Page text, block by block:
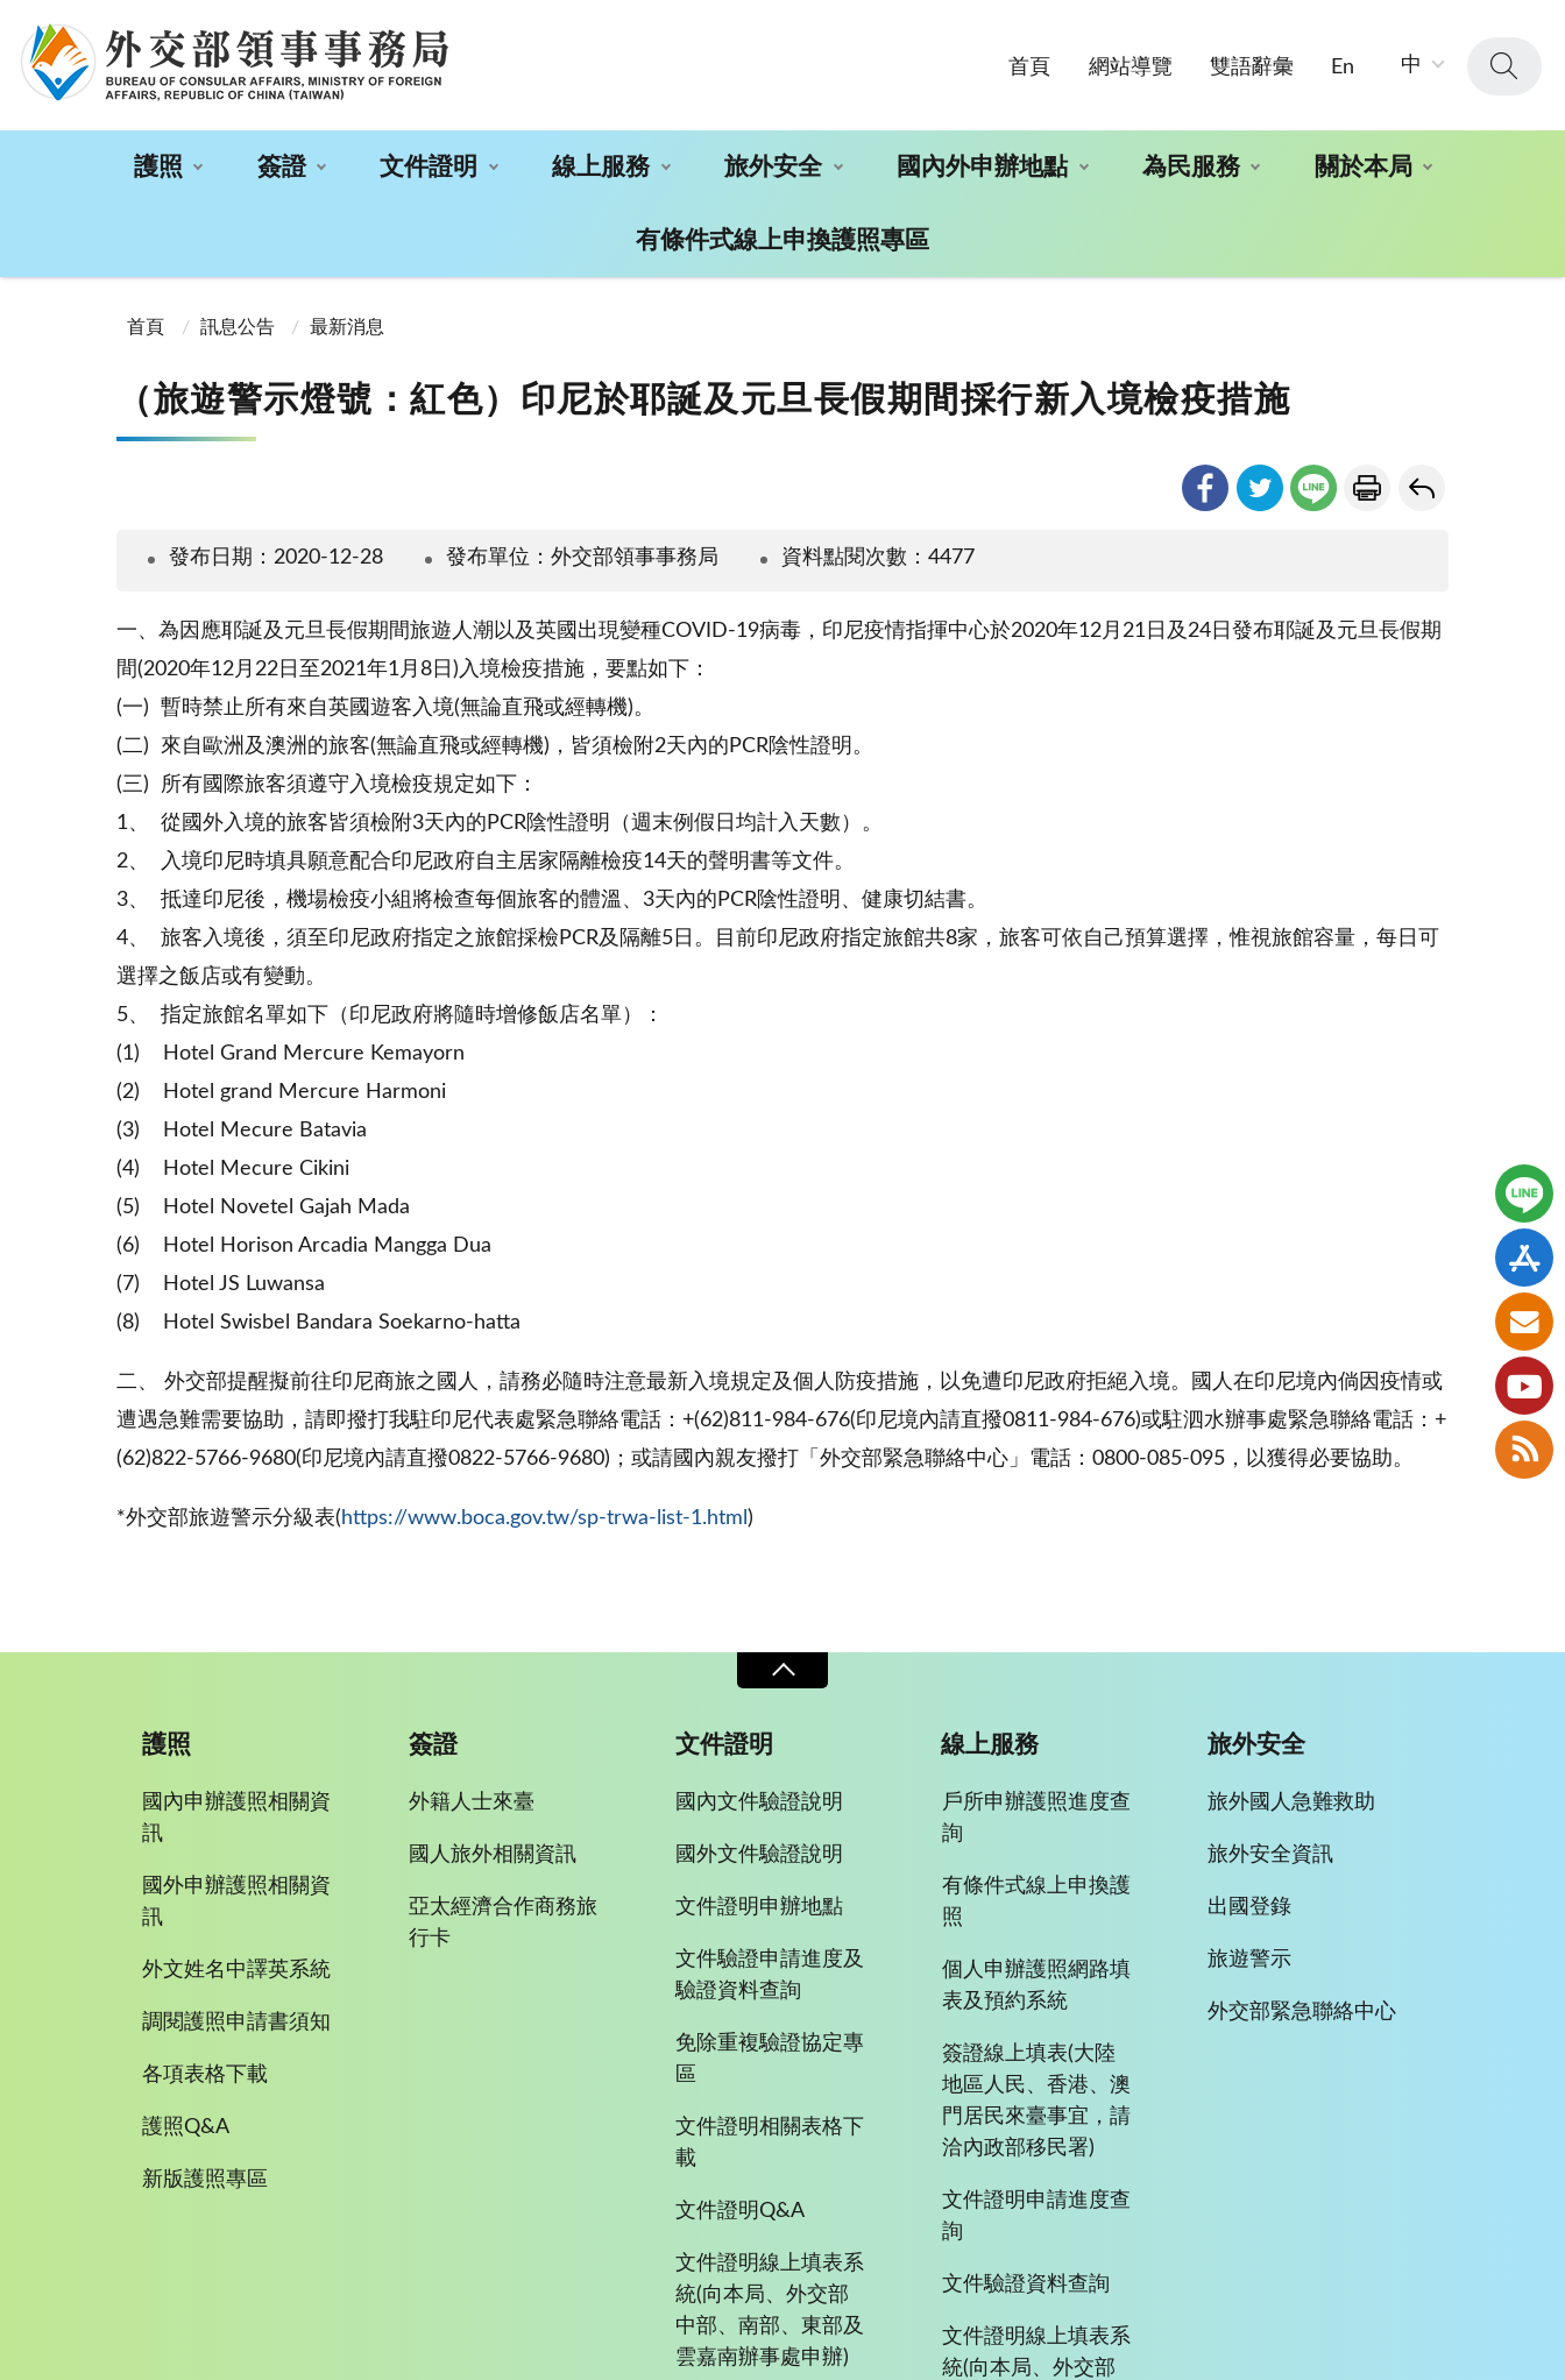
首頁 網站導覽 雙語辭彙 En 中
護照 簽證 文件證明 線上服務 旅外安全 國內外申辦地點 為民服務 關於本局
有條件式線上申換護照專區
首頁
訊息公告 最新消息
（旅遊警示燈號：紅色）印尼於耶誕及元旦長假期間採行新入境檢疫措施
發布日期：2020-12-28 發布單位：外交部領事事務局 資料點閱次數：4477
一、為因應耶誕及元旦長假期間旅遊人潮以及英國出現變種COVID-19病毒，印尼疫情指揮中心於2020年12月21日及24日發布耶誕及元旦長假期
間(2020年12月22日至2021年1月8日)入境檢疫措施，要點如下：
(一) 暫時禁止所有來自英國遊客入境(無論直飛或經轉機)。
(二) 來自歐洲及澳洲的旅客(無論直飛或經轉機)，皆須檢附2天內的PCR陰性證明。
(三) 所有國際旅客須遵守入境檢疫規定如下：
1、 從國外入境的旅客皆須檢附3天內的PCR陰性證明（週末例假日均計入天數）。
2、 入境印尼時填具願意配合印尼政府自主居家隔離檢疫14天的聲明書等文件。
3、 抵達印尼後，機場檢疫小組將檢查每個旅客的體溫、3天內的PCR陰性證明、健康切結書。
4、 旅客入境後，須至印尼政府指定之旅館採檢PCR及隔離5日。目前印尼政府指定旅館共8家，旅客可依自己預算選擇，惟視旅館容量，每日可
選擇之飯店或有變動。
5、 指定旅館名單如下（印尼政府將隨時增修飯店名單）：
(1) Hotel Grand Mercure Kemayorn
(2) Hotel grand Mercure Harmoni
(3) Hotel Mecure Batavia
(4) Hotel Mecure Cikini
(5) Hotel Novetel Gajah Mada
(6) Hotel Horison Arcadia Mangga Dua
(7) Hotel JS Luwansa
(8) Hotel Swisbel Bandara Soekarno-hatta
二、 外交部提醒擬前往印尼商旅之國人，請務必隨時注意最新入境規定及個人防疫措施，以免遭印尼政府拒絕入境。國人在印尼境內倘因疫情或
遭遇急難需要協助，請即撥打我駐印尼代表處緊急聯絡電話：+(62)811-984-676(印尼境內請直撥0811-984-676)或駐泗水辦事處緊急聯絡電話：+
(62)822-5766-9680(印尼境內請直撥0822-5766-9680)；或請國內親友撥打「外交部緊急聯絡中心」電話：0800-085-095，以獲得必要協助。
*外交部旅遊警示分級表( https://www.boca.gov.tw/sp-trwa-list-1.html )
護照
國內申辦護照相關資
訊
國外申辦護照相關資
訊
外文姓名中譯英系統
調閱護照申請書須知
各項表格下載
護照Q&A
新版護照專區
簽證
外籍人士來臺
國人旅外相關資訊
亞太經濟合作商務旅
行卡
文件證明
國內文件驗證說明
國外文件驗證說明
文件證明申辦地點
文件驗證申請進度及
驗證資料查詢
免除重複驗證協定專
區
文件證明相關表格下
載
文件證明Q&A
文件證明線上填表系
統(向本局、外交部
中部、南部、東部及
雲嘉南辦事處申辦)
線上服務
戶所申辦護照進度查
詢
有條件式線上申換護
照
個人申辦護照網路填
表及預約系統
簽證線上填表(大陸
地區人民、香港、澳
門居民來臺事宜，請
洽內政部移民署)
文件證明申請進度查
詢
文件驗證資料查詢
文件證明線上填表系
統(向本局、外交部
旅外安全
旅外國人急難救助
旅外安全資訊
出國登錄
旅遊警示
外交部緊急聯絡中心